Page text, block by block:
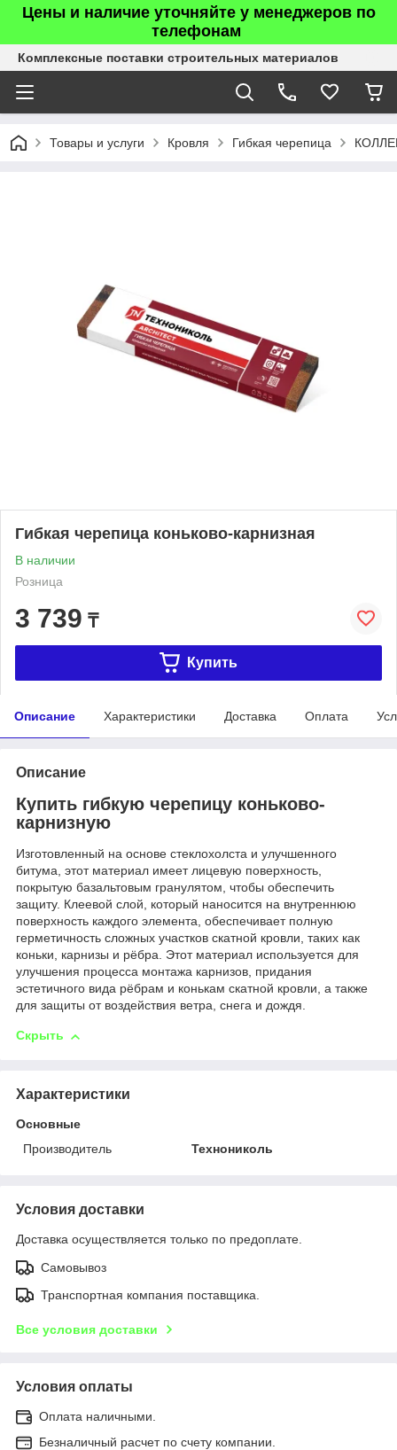
Цены и наличие уточняйте у менеджеров по
телефонам
Комплексные поставки строительных материалов
Товары и услуги Кровля Гибкая черепица
Гибкая черепица коньково-карнизная
В наличии
Розница
3 739 ₸
Купить
Описание Характеристики Доставка Оплата
Описание
Купить гибкую черепицу коньково-
карнизную
Изготовленный на основе стеклохолста и улучшенного
битума, этот материал имеет лицевую поверхность,
покрытую базальтовым гранулятом, чтобы обеспечить
защиту. Клеевой слой, который наносится на внутреннюю
поверхность каждого элемента, обеспечивает полную
герметичность сложных участков скатной кровли, таких как
коньки, карнизы и рёбра. Этот материал используется для
улучшения процесса монтажа карнизов, придания
эстетичного вида рёбрам и конькам скатной кровли, а также
для защиты от воздействия ветра, снега и дождя.
Скрыть
Характеристики
Основные
Производитель
Технониколь
Условия доставки
Доставка осуществляется только по предоплате.
Самовывоз
Транспортная компания поставщика.
Все условия доставки
Условия оплаты
Оплата наличными.
Безналичный расчет по счету компании.